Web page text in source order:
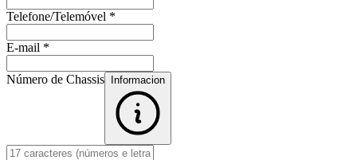
Telefone/Telemóvel *
E-mail *
Número de Chassis Informacion